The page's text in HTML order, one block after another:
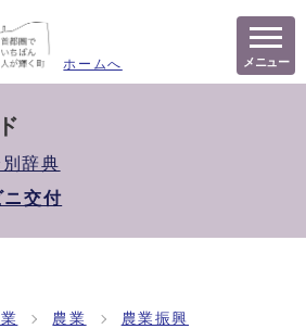
ホームへ メニュー
辞典
ニ交付
農業 農業振興